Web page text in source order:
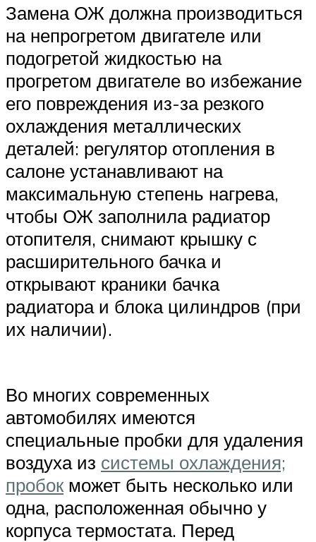
Замена ОЖ должна производиться
на непрогретом двигателе или
подогретой жидкостью на
прогретом двигателе во избежание
его повреждения из-за резкого
охлаждения металлических
деталей: регулятор отопления в
салоне устанавливают на
максимальную степень нагрева,
чтобы ОЖ заполнила радиатор
отопителя, снимают крышку с
расширительного бачка и
открывают краники бачка
радиатора и блока цилиндров (при
их наличии).
Во многих современных
автомобилях имеются
специальные пробки для удаления
воздуха из системы охлаждения;
пробок может быть несколько или
одна, расположенная обычно у
корпуса термостата. Перед